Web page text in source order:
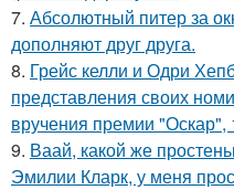
7. Абсолютный питер за
дополняют друг друга.
8. Грейс келли и Одри
представления своих
вручения премии "Оскар",
9. Ваай, какой же
Эмилии Кларк, у меня